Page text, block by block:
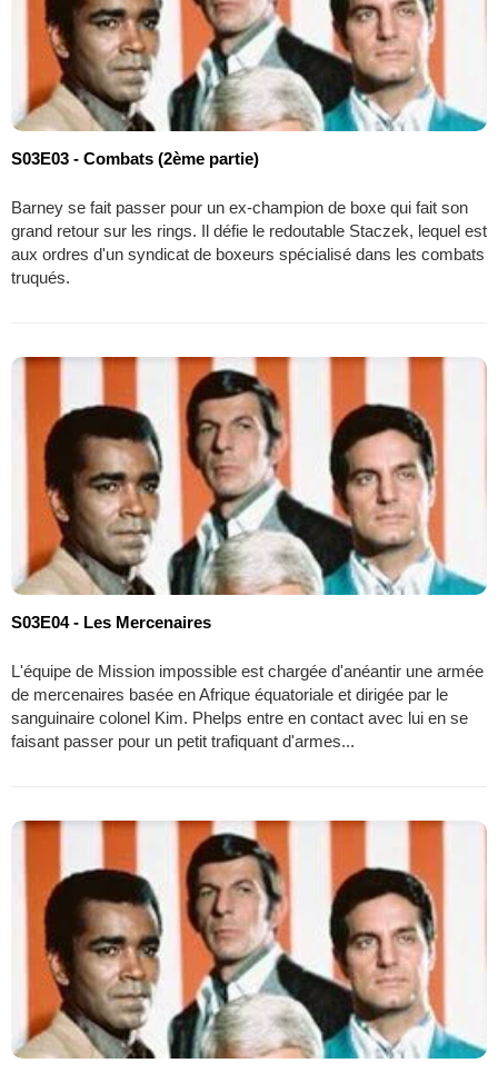
S03E03 - Combats (2ème partie)
Barney se fait passer pour un ex-champion de boxe qui fait son
grand retour sur les rings. Il défie le redoutable Staczek, lequel est
aux ordres d'un syndicat de boxeurs spécialisé dans les combats
truqués.
S03E04 - Les Mercenaires
L'équipe de Mission impossible est chargée d'anéantir une armée
de mercenaires basée en Afrique équatoriale et dirigée par le
sanguinaire colonel Kim. Phelps entre en contact avec lui en se
faisant passer pour un petit trafiquant d'armes...